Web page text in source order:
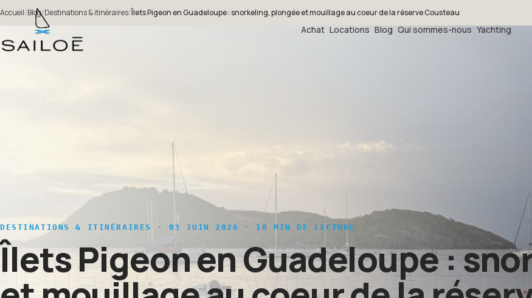
Achat Locations Blog Qui sommes-nous Yachting
Accueil/Blog/Destinations & itinéraires/Îlets Pigeon en Guadeloupe : snorkeling, plongée et mouillage au coeur de la réserve Cousteau
DESTINATIONS & ITINÉRAIRES · 03 JUIN 2026 · 10 MIN DE LECTURE
Îlets Pigeon en Guadeloupe :